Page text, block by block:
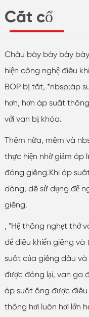
Cắt cổ
Châu bày bày bày
hiện công nghệ điều
BOP bị tắt, *nbsp;áp
hơn, hơn áp suất
với van bị khóa.
Thêm nữa, mềm và
thực hiện nhờ giảm áp
đóng giếng.Khi áp
dàng, dễ sử dụng để
giếng.
, "Hệ thống nghẹt thở
để điều khiển giếng và
suất của giếng dầu và
được đóng lại, van ga
áp suất ống được điều
thông hơi luôn hơi lớn